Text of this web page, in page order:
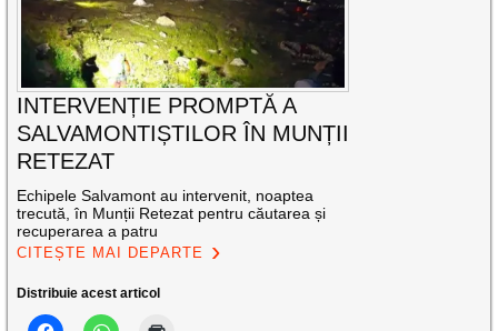
INTERVENȚIE PROMPTĂ A
SALVAMONTIȘTILOR ÎN MUNȚII
RETEZAT
Echipele Salvamont au intervenit, noaptea
trecută, în Munții Retezat pentru căutarea și
recuperarea a patru
CITEȘTE MAI DEPARTE
Distribuie acest articol